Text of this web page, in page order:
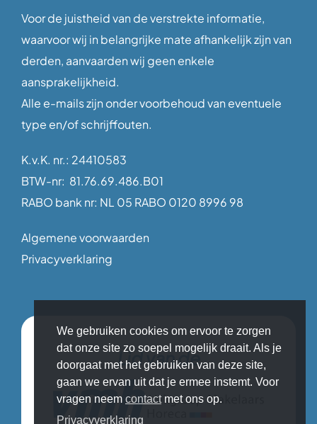
Voor de juistheid van de verstrekte informatie,
waarvoor wij in belangrijke mate afhankelijk zijn van
derden, aanvaarden wij geen enkele
aansprakelijkheid.
Alle e-mails zijn onder voorbehoud van eventuele
type en/of schrijffouten.
K.v.K. nr.: 24410583
BTW-nr: 81.76.69.486.B01
RABO bank nr: NL 05 RABO 0120 8996 98
Algemene voorwaarden
Privacyverklaring
Lid van de
We gebruiken cookies om ervoor te zorgen
dat onze site zo soepel mogelijk draait. Als je
doorgaat met het gebruiken van deze site,
gaan we ervan uit dat je ermee instemt. Voor
vragen neem contactmet ons op.
Privacyverklaring